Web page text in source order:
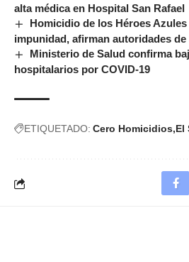
alta médica en Hospital San Rafael
Homicidio de los Héroes
impunidad, afirman autoridades
Ministerio de Salud confirma
hospitalarios por COVID-19
ETIQUETADO: Cero Homicidios El